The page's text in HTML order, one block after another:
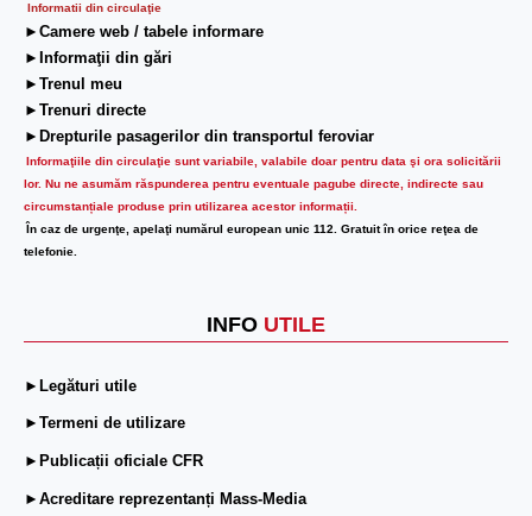
Informatii din circulaţie
►Camere web / tabele informare
►Informaţii din gări
►Trenul meu
►Trenuri directe
►Drepturile pasagerilor din transportul feroviar
Informaţiile din circulaţie sunt variabile, valabile doar pentru data şi ora solicitării
lor. Nu ne asumăm răspunderea pentru eventuale pagube directe, indirecte sau
circumstanțiale produse prin utilizarea acestor informații.
În caz de urgenţe, apelaţi numărul european unic 112. Gratuit în orice reţea de
telefonie.
INFO UTILE
►Legături utile
►Termeni de utilizare
►Publicații oficiale CFR
►Acreditare reprezentanți Mass-Media